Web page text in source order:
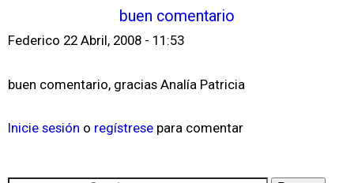
buen comentario
Federico 22 Abril, 2008 - 11:53
buen comentario, gracias Analía Patricia
Inicie sesión o regístrese para comentar